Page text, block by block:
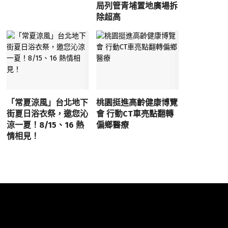
局列管青埔置地廣場拆
除超高
「常夏涼風」台北地下
街夏日浴衣祭，邀您沁
涼一夏！8/15、16 熱
情相見！
桃園挺進高齡健康博覽
會 行動CT車亮點翻轉
偏鄉醫療